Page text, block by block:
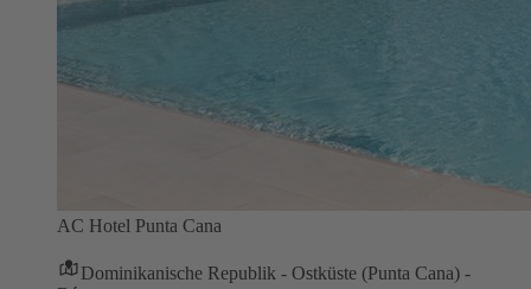
AC Hotel Punta Cana
Dominikanische Republik - Ostküste (Punta Cana) -